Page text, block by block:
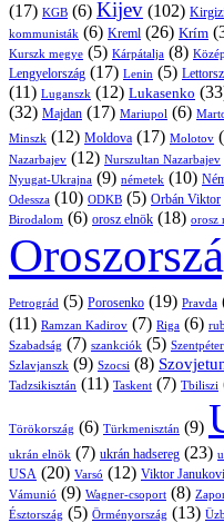
(17) KGB (6) Kijev (102)
kommunisták (6) Kreml (26) Krím
Kurszk megye (5) Kárpátalja (8)
Lengyelország (17) Lenin (5)
(11) Luganszk (12) Lukasenko
(32) Majdan (17) Mariupol (6)
Minszk (12) Moldova (17) Molotov
Nazarbajev (12) Nurszultan Nazarbajev
Nyugat-Ukrajna (9) németek (10)
Odessza (10) ODKB (5) Orbán Viktor
Birodalom (6) orosz elnök (18) orosz
Petrográd (5) Porosenko (19) Pravda
(11) Ramzan Kadirov (7) Riga (6)
Szabadság (7) szankciók (5)
Szlavjanszk (9) Szocsi (8)
Tadzsikisztán (11) Taskent (7) Tbiliszi
Törökország (6) Türkmenisztán (9)
ukrán elnök (7) ukrán hadsereg (23)
USA (20) Varsó (12) Viktor
Vámunió (9) Wagner-csoport (8)
Észtország (5) Örményország (13)